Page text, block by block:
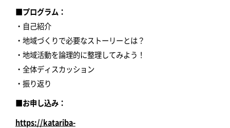
■プログラム：
・自己紹介
・地域づくりで必要なストーリーとは？
・地域活動を論理的に整理してみよう！
・全体ディスカッション
・振り返り
■お申し込み：
https://katariba-